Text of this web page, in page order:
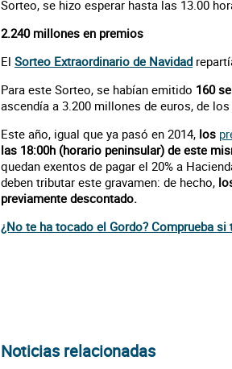
Sorteo, se hizo esperar hasta las 13.00
2.240 millones en premios
El Sorteo Extraordinario de Navidad
Para este Sorteo, se habían emitido 160
ascendía a 3.200 millones de euros, de
Este año, igual que ya pasó en 2014, los
las 18:00h (horario peninsular) de este
quedan exentos de pagar el 20% a
deben tributar este gravamen: de hecho,
previamente descontado.
¿No te ha tocado el Gordo? Comprueba
Noticias relacionadas